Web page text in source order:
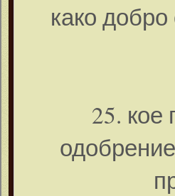
како
25. кое